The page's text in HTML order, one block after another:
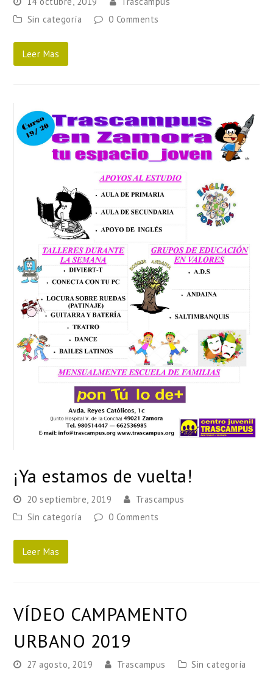
Sin categoría
0 Comments
Leer Mas
¡Ya estamos de vuelta!
20 septiembre, 2019
Trascampus
Sin categoría
0 Comments
Leer Mas
VÍDEO CAMPAMENTO
URBANO 2019
27 agosto, 2019 Trascampus Sin categoría